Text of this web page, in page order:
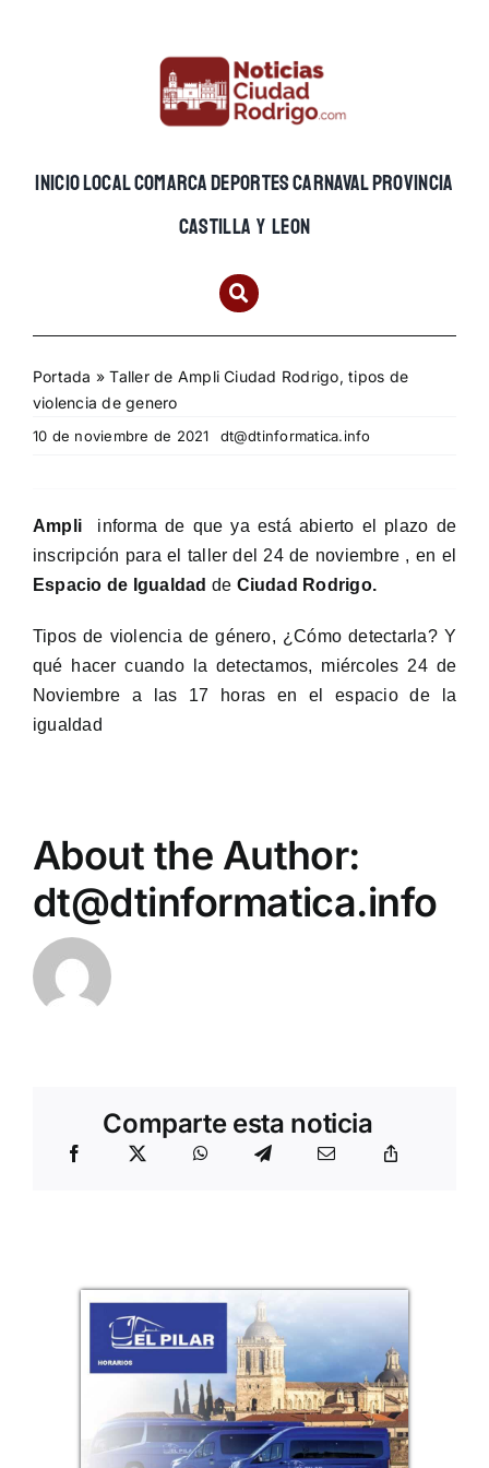
INICIOLOCALCOMARCADEPORTESCARNAVALPROVINCIA
CASTILLA Y LEON
Portada »Taller de Ampli Ciudad Rodrigo, tipos de
violencia de genero
10 de noviembre de 2021 dt@dtinformatica.info
Ampli
informa de que ya está abierto el plazo de
inscripción para el taller del 24 de noviembre , en el
Espacio de Igualdad de Ciudad Rodrigo.
Tipos de violencia de género, ¿Cómo detectarla? Y
qué hacer cuando la detectamos, miércoles 24 de
Noviembre a las 17 horas en el espacio de la
igualdad
About the Author:
dt@dtinformatica.info
Comparte esta noticia